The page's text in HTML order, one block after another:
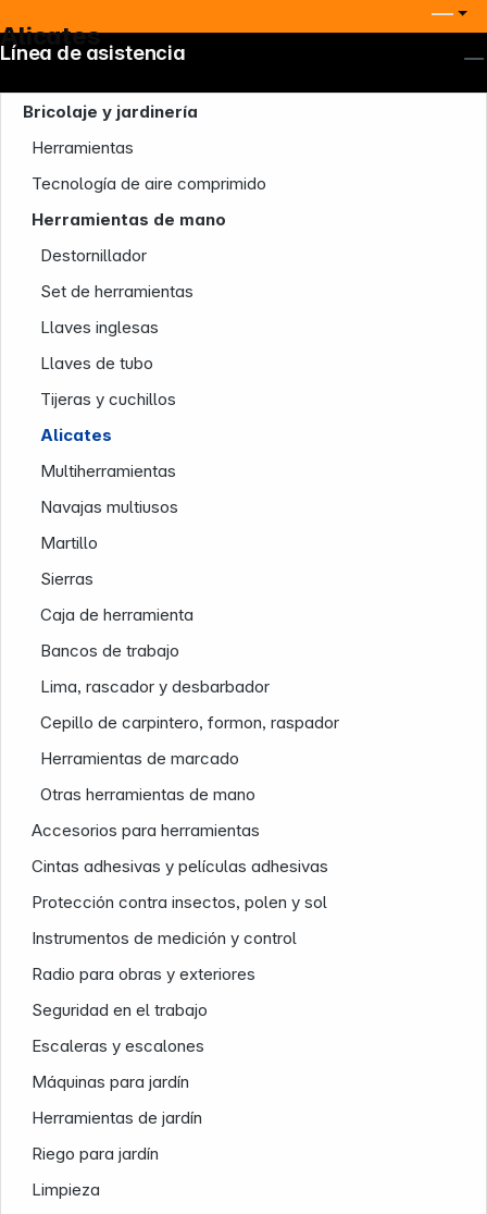
Alicates
Bricolaje y jardinería
Herramientas
Tecnología de aire comprimido
Herramientas de mano
Destornillador
Set de herramientas
Llaves inglesas
Llaves de tubo
Tijeras y cuchillos
Alicates
Multiherramientas
Navajas multiusos
Martillo
Sierras
Caja de herramienta
Bancos de trabajo
Lima, rascador y desbarbador
Cepillo de carpintero, formon, raspador
Herramientas de marcado
Otras herramientas de mano
Accesorios para herramientas
Cintas adhesivas y películas adhesivas
Protección contra insectos, polen y sol
Instrumentos de medición y control
Radio para obras y exteriores
Seguridad en el trabajo
Escaleras y escalones
Máquinas para jardín
Herramientas de jardín
Riego para jardín
Limpieza
Línea de asistencia
Nuestra empresa
Infoterminal